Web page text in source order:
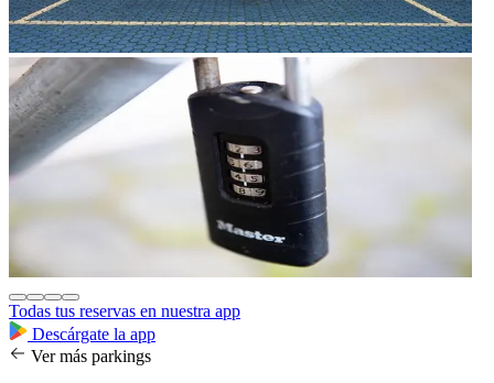
Todas tus reservas en nuestra app
Descárgate la app
Ver más parkings